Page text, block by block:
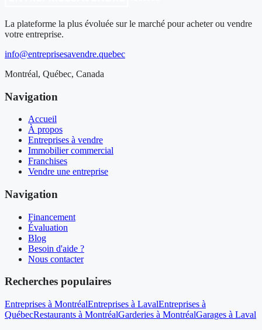
La plateforme la plus évoluée sur le marché pour acheter ou vendre
votre entreprise.
info@entreprisesavendre.quebec
Montréal, Québec, Canada
Navigation
Accueil
À propos
Entreprises à vendre
Immobilier commercial
Franchises
Vendre une entreprise
Navigation
Financement
Évaluation
Blog
Besoin d'aide ?
Nous contacter
Recherches populaires
Entreprises à MontréalEntreprises à LavalEntreprises à
QuébecRestaurants à MontréalGarderies à MontréalGarages à Laval